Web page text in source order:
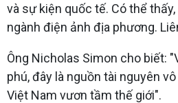
và sự kiện quốc tế. Có thể
ngành điện ảnh địa phương.
Ông Nicholas Simon cho biết:
phú, đây là nguồn tài nguyên
Việt Nam vươn tầm thế giới".